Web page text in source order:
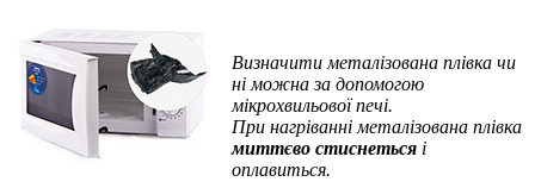
Визначити металізована плівка чи
ні можна за допомогою
мікрохвильової печі.
При нагріванні металізована плівка
миттєво стиснеться і
оплавиться.